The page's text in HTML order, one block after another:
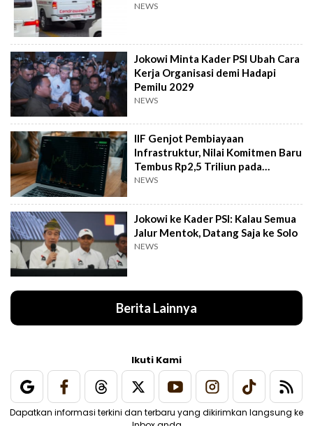
NEWS
Jokowi Minta Kader PSI Ubah Cara
Kerja Organisasi demi Hadapi
Pemilu 2029
NEWS
IIF Genjot Pembiayaan
Infrastruktur, Nilai Komitmen Baru
Tembus Rp2,5 Triliun pada
Semester I 2026
NEWS
Jokowi ke Kader PSI: Kalau Semua
Jalur Mentok, Datang Saja ke Solo
NEWS
Berita Lainnya
Ikuti Kami
Dapatkan informasi terkini dan terbaru yang dikirimkan langsung ke